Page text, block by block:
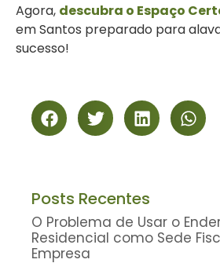
Agora, descubra o Espaço
em Santos preparado para
sucesso!
Posts Recentes
O Problema de Usar o
Residencial como Sede
Empresa